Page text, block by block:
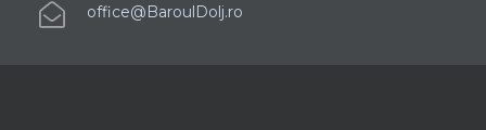
office@BaroulDolj.ro